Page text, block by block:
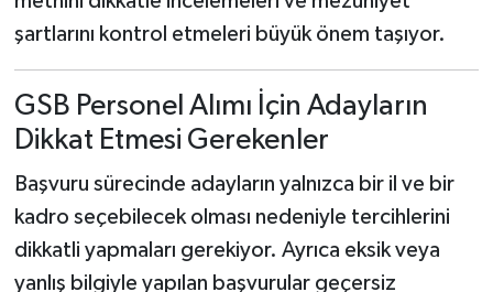
şartlarını kontrol etmeleri büyük önem taşıyor.
GSB Personel Alımı İçin Adayların
Dikkat Etmesi Gerekenler
Başvuru sürecinde adayların yalnızca bir il ve bir
kadro seçebilecek olması nedeniyle tercihlerini
dikkatli yapmaları gerekiyor. Ayrıca eksik veya
yanlış bilgiyle yapılan başvurular geçersiz